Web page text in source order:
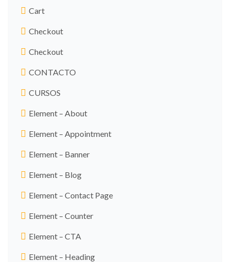
Cart
Checkout
Checkout
CONTACTO
CURSOS
Element – About
Element – Appointment
Element – Banner
Element – Blog
Element – Contact Page
Element – Counter
Element – CTA
Element – Heading